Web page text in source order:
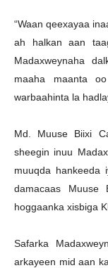
“Waan qeexayaa
ah halkan aan
Madaxweynaha
maaha maanta
warbaahinta la
Md. Muuse Biixi
sheegin inuu
muuqda hankeeda
damacaas Muuse
hoggaanka xisbiga
Safarka
arkayeen mid aan